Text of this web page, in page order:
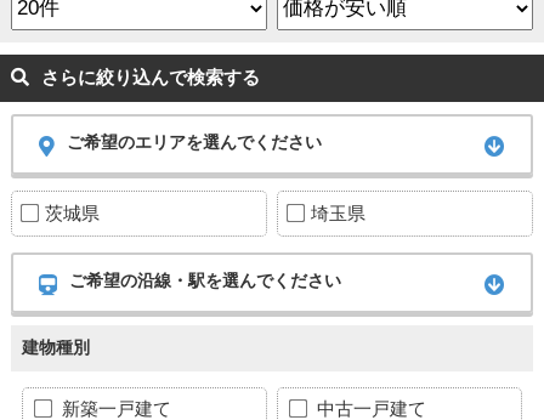
さらに絞り込んで検索する
ご希望のエリアを選んでください
茨城県 埼玉県
ご希望の沿線・駅を選んでください
建物種別
新築一戸建て 中古一戸建て